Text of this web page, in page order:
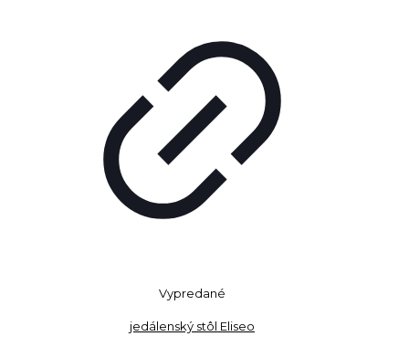
Vypredané
jedálenský stôl Eliseo